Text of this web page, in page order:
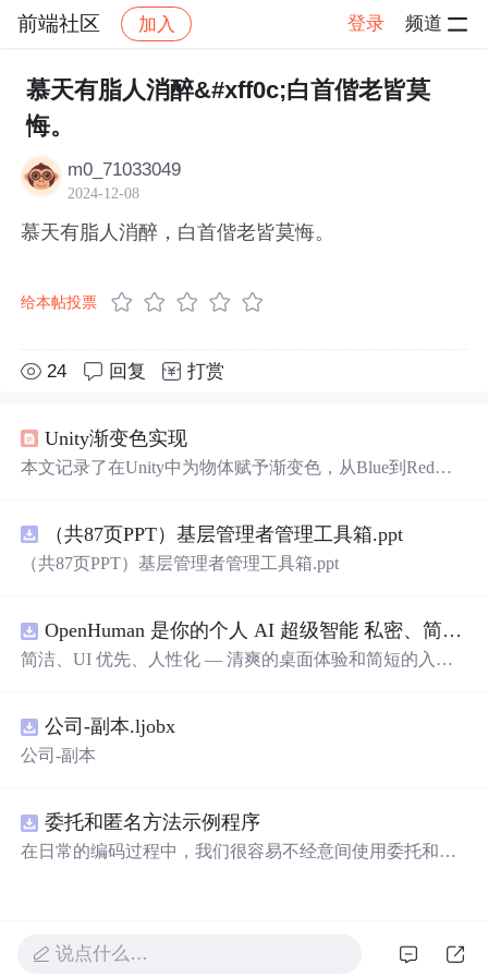
前端社区 加入 登录 频道
社区 前端社区 感慨 帖子详情
慕天有脂人消醉&#xff0c;白首偕老皆莫
悔。
m0_71033049
2024-12-08
慕天有脂人消醉，白首偕老皆莫悔。
给本帖投票
24 回复 打赏
Unity渐变色实现
本文记录了在Unity中为物体赋予渐变色，从Blue到Red的
方法是改变颜色的归一化值，通过1-（颜色比例）来实现
颜色范围的反转，从而达到预期的Blue到Red的云图效果。
（共87页PPT）基层管理者管理工具箱.ppt
（共87页PPT）基层管理者管理工具箱.ppt
OpenHuman 是你的个人 AI 超级智能 私密、简洁、极其强大
简洁、UI 优先、人性化 — 清爽的桌面体验和简短的入门
吉祥物，会说话、能感知周围环境、可作为真实参与者加
入你的 Google Meet 会议、跨周记住你，即使你停止输入
公司-副本.ljobx
公司-副本
委托和匿名方法示例程序
在日常的编码过程中，我们很容易不经意间使用委托和匿
说点什么…